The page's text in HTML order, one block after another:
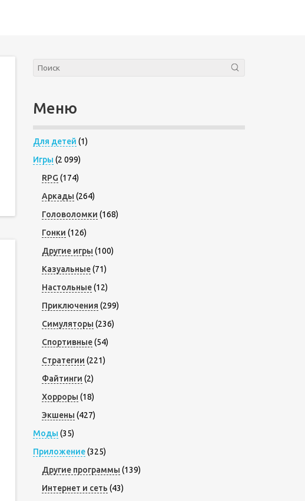
Меню
Для детей (1)
Игры (2 099)
RPG (174)
Аркады (264)
Головоломки (168)
Гонки (126)
Другие игры (100)
Казуальные(71)
Настольные(12)
Приключения (299)
Симуляторы (236)
Спортивные(54)
Стратегии (221)
Файтинги (2)
Хорроры (18)
Экшены (427)
Моды (35)
Приложение(325)
Другие программы (139)
Интернет и сеть (43)